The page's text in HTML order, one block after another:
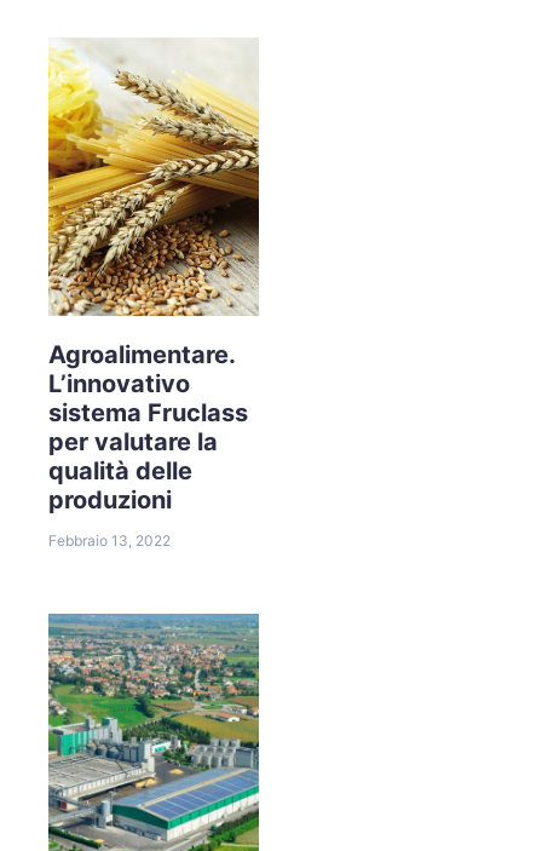
Agroalimentare.
L’innovativo
sistema Fruclass
per valutare la
qualità delle
produzioni
Febbraio 13, 2022